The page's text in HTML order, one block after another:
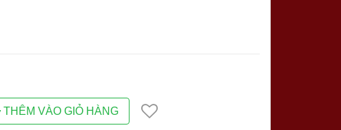
THÊM VÀO GIỎ HÀNG